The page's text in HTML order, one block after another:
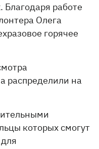
работе
Олега
горячее
распределили на
которых смогут